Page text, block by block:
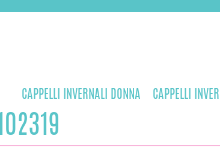
CAPPELLI INVERNALI DONNA CAPPELLI